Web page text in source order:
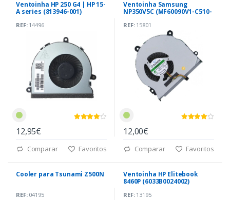
Ventoinha HP 250 G4 | HP 15-
A series (813946-001)
REF:14496
12,95€
Comparar Favoritos
Ventoinha Samsung
NP350V5C (MF60090V1-C510-
REF:15801
12,00€
Comparar Favoritos
Cooler para Tsunami Z500N
REF:04195
Ventoinha HP Elitebook
8460P (6033B0024002)
REF:13195